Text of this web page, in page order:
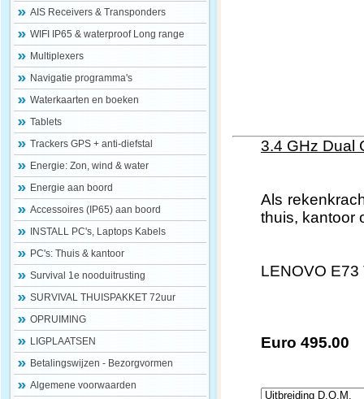
AIS Receivers & Transponders
WIFI IP65 & waterproof Long range
Multiplexers
Navigatie programma's
Waterkaarten en boeken
Tablets
Trackers GPS + anti-diefstal
Energie: Zon, wind & water
Energie aan boord
Accessoires (IP65) aan boord
INSTALL PC's, Laptops Kabels
PC's: Thuis & kantoor
Survival 1e nooduitrusting
SURVIVAL THUISPAKKET 72uur
OPRUIMING
LIGPLAATSEN
Betalingswijzen - Bezorgvormen
Algemene voorwaarden
3.4 GHz Dual
Als
thuis, kantoor
LENOVO
Euro 495.00